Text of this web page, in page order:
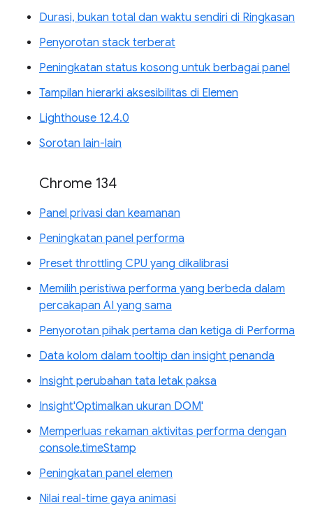
Durasi, bukan total dan waktu sendiri di Ringkasan
Penyorotan stack terberat
Peningkatan status kosong untuk berbagai panel
Tampilan hierarki aksesibilitas di Elemen
Lighthouse 12.4.0
Sorotan lain-lain
Chrome 134
Panel privasi dan keamanan
Peningkatan panel performa
Preset throttling CPU yang dikalibrasi
Memilih peristiwa performa yang berbeda dalam
percakapan AI yang sama
Penyorotan pihak pertama dan ketiga di Performa
Data kolom dalam tooltip dan insight penanda
Insight perubahan tata letak paksa
Insight'Optimalkan ukuran DOM'
Memperluas rekaman aktivitas performa dengan
console.timeStamp
Peningkatan panel elemen
Nilai real-time gaya animasi